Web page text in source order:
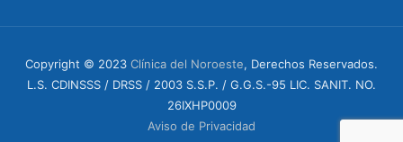
Copyright © 2023 Clínica del Noroeste, Derechos Reservados.
L.S. CDINSSS / DRSS / 2003 S.S.P. / G.G.S.-95 LIC. SANIT. NO.
26IXHP0009
Aviso de Privacidad